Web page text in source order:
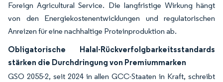
Foreign Agricultural Service. Die langfristige Wirkung hängt
von den Energiekostenentwicklungen und regulatorischen
Anreizen für eine nachhaltige Proteinproduktion ab.
Obligatorische Halal-Rückverfolgbarkeitsstandards
stärken die Durchdringung von Premiummarken
GSO 2055-2, seit 2024 in allen GCC-Staaten in Kraft, schreibt